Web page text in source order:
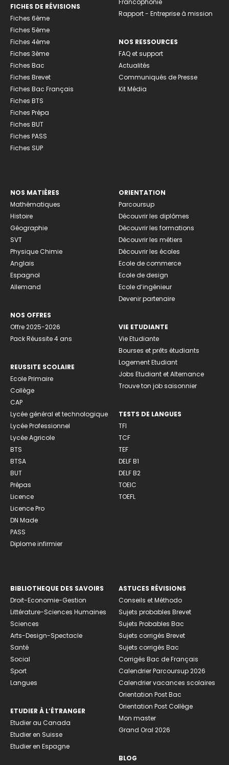
FICHES DE RÉVISIONS
Fiches 6ème
Fiches 5ème
Fiches 4ème
Fiches 3ème
Fiches Bac
Fiches Brevet
Fiches Bac Français
Fiches BTS
Fiches Prépa
Fiches BUT
Fiches PASS
Fiches SUP
Francophonie
Rapport - Entreprise à mission
NOS RESSOURCES
FAQ et support
Actualités
Communiqués de Presse
Kit Média
NOS MATIÈRES
Mathématiques
Histoire
Géographie
SVT
Physique Chimie
Anglais
Espagnol
Allemand
NOS OFFRES
Offre 2025-2026
Pack Réussite 4 ans
REUSSITE SCOLAIRE
Ecole Primaire
Collège
CAP
Lycée général et technologique
Lycée Professionnel
Lycée Agricole
BTS
BTSA
BUT
Prépas
Licence
Licence Pro
DN Made
PASS
Diplome infirmier
ORIENTATION
Parcoursup
Découvrir les diplômes
Découvrir les formations
Découvrir les métiers
Découvrir les écoles
Ecole de commerce
Ecole de design
Ecole d’ingénieur
Devenir partenaire
VIE ETUDIANTE
Vie Etudiante
Bourses et prêts étudiants
Logement Etudiant
Jobs Etudiant et Alternance
Trouve ton job saisonnier
TESTS DE LANGUES
TFI
TCF
TEF
DELF B1
DELF B2
TOEIC
TOEFL
BIBLIOTHEQUE DES SAVOIRS
Droit-Economie-Gestion
Littérature-Sciences Humaines
Sciences
Arts-Design-Spectacle
Santé
Social
Sport
Langues
ETUDIER À L’ÉTRANGER
Etudier au Canada
Etudier en Suisse
Etudier en Espagne
ASTUCES RÉVISIONS
Conseils et Méthodo
Sujets probables Brevet
Sujets Probables Bac
Sujets corrigés Brevet
Sujets corrigés Bac
Corrigés Bac de Français
Calendrier Parcoursup 2026
Calendrier vacances scolaires
Orientation Post Bac
Orientation Post Collège
Mon master
Grand Oral 2026
BLOG